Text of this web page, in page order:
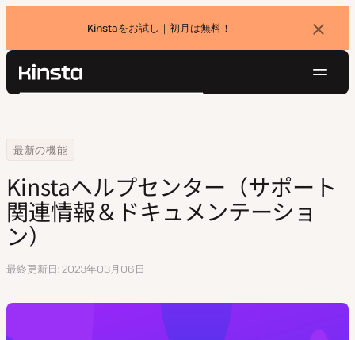
Kinstaをお試し｜初月は無料！
バ
ナ
を
Kinsta®
ョ
価格設定
お問い合わせ
検
Home
最新の機能
Kinstaヘルプセンター（サポート関連情報＆ドキュメンテーション）
Kinstaヘルプセンター（サポート
関連情報＆ドキュメンテーショ
ン）
最終更新日 2023年03月06日